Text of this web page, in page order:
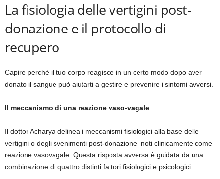
La fisiologia delle vertigini post-
donazione e il protocollo di
recupero
Capire perché il tuo corpo reagisce in un certo modo dopo aver
donato il sangue può aiutarti a gestire e prevenire i sintomi avversi.
Il meccanismo di una reazione vaso-vagale
Il dottor Acharya delinea i meccanismi fisiologici alla base delle
vertigini o degli svenimenti post-donazione, noti clinicamente come
reazione vasovagale. Questa risposta avversa è guidata da una
combinazione di quattro distinti fattori fisiologici e psicologici: